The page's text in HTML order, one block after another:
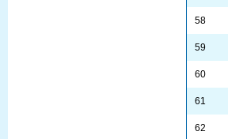
58
59
60
61
62